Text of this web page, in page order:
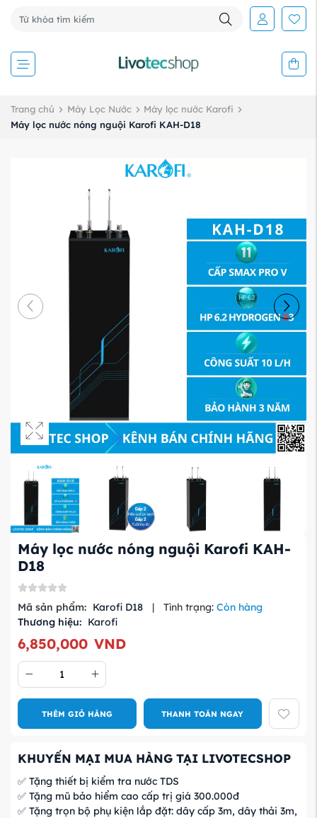
Trang chủ Máy Lọc Nước
Máy lọc nước Karofi
Máy lọc nước nóng nguội Karofi KAH-D18
Máy lọc nước nóng nguội Karofi KAH-
D18
Mã sản phẩm: Karofi D18 | Tình trạng: Còn hàng
Thương hiệu: Karofi
6,850,000 VND
THÊM GIỎ HÀNG THANH TOÁN NGAY
KHUYẾN MẠI MUA HÀNG TẠI LIVOTECSHOP
✅ Tặng thiết bị kiểm tra nước TDS
✅ Tặng mũ bảo hiểm cao cấp trị giá 300.000đ
✅ Tặng trọn bộ phụ kiện lắp đặt: dây cấp 3m, dây thải 3m,